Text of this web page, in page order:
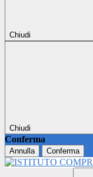
Chiudi
Chiudi
Conferma
Annulla Conferma